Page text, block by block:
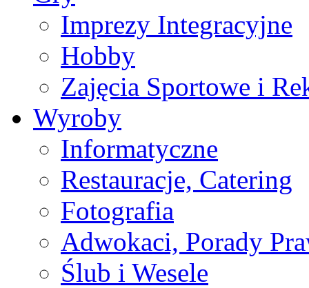
Imprezy Integracyjne
Hobby
Zajęcia Sportowe i
Wyroby
Informatyczne
Restauracje, Catering
Fotografia
Adwokaci, Porady
Ślub i Wesele